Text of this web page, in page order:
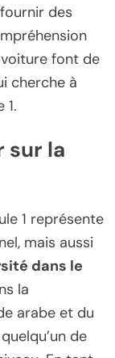
des
font de
cherche à
1.
sur la
1 représente
mais aussi
dans le
la
arabe et du
de